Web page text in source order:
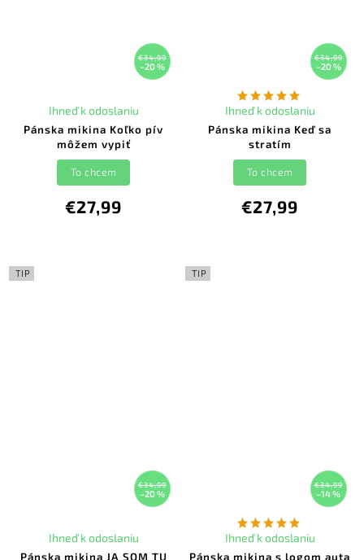
€34,99
–20 %
Pánska mikina Koľko pív
môžem vypiť
Ihneď k odoslaniu
€27,99
To chcem
€34,99
–20 %
Pánska mikina Keď sa
stratím
Ihneď k odoslaniu
€27,99
To chcem
TIP
€34,99
–20 %
Pánska mikina JA SOM TU
Ihneď k odoslaniu
TIP
€34,99
–14 %
Pánska mikina s logom auta
Ihneď k odoslaniu